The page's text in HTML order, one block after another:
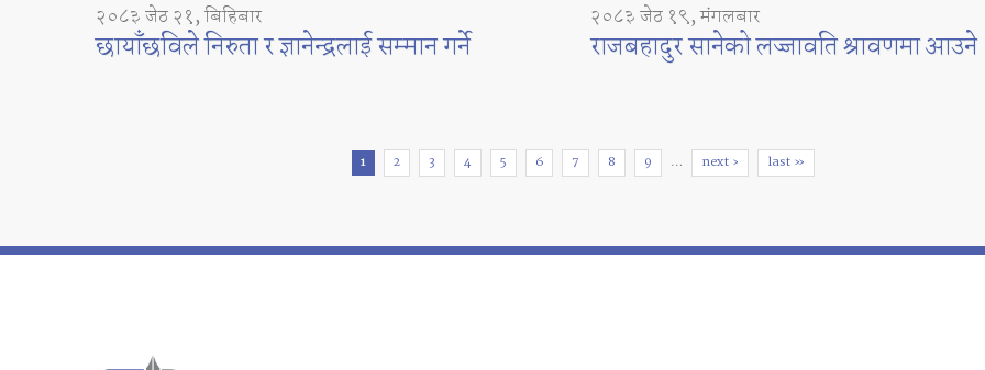
२०८३ जेठ २१, बिहिबार
छायाँछविले निरुता र ज्ञानेन्द्रलाई सम्मान गर्ने
२०८३ जेठ १९, मंगलबार
राजबहादुर सानेको लज्जावति श्रावणमा आउने
1 2 3 4 5 6 7 8 9 … next › last »